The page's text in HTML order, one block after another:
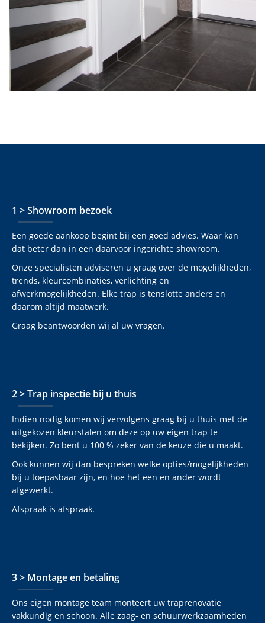
1 > Showroom bezoek
Een goede aankoop begint bij een goed advies. Waar kan
dat beter dan in een daarvoor ingerichte showroom.
Onze specialisten adviseren u graag over de mogelijkheden,
trends, kleurcombinaties, verlichting en
afwerkmogelijkheden. Elke trap is tenslotte anders en
daarom altijd maatwerk.
Graag beantwoorden wij al uw vragen.
2 > Trap inspectie bij u thuis
Indien nodig komen wij vervolgens graag bij u thuis met de
uitgekozen kleurstalen om deze op uw eigen trap te
bekijken. Zo bent u 100 % zeker van de keuze die u maakt.
Ook kunnen wij dan bespreken welke opties/mogelijkheden
bij u toepasbaar zijn, en hoe het een en ander wordt
afgewerkt.
Afspraak is afspraak.
3 > Montage en betaling
Ons eigen montage team monteert uw traprenovatie
vakkundig en schoon. Alle zaag- en schuurwerkzaamheden